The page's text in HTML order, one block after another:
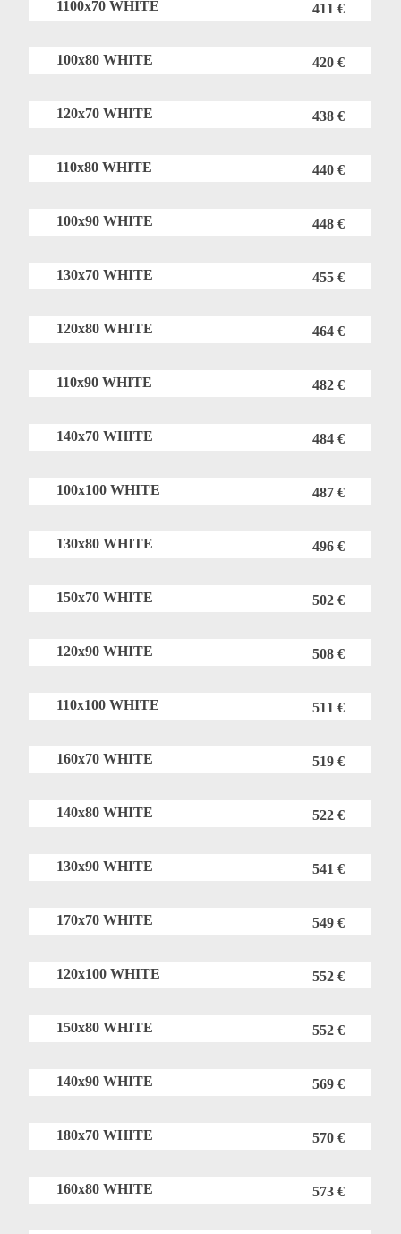
1100x70 WHITE 411 €
100x80 WHITE 420 €
120x70 WHITE 438 €
110x80 WHITE 440 €
100x90 WHITE 448 €
130x70 WHITE 455 €
120x80 WHITE 464 €
110x90 WHITE 482 €
140x70 WHITE 484 €
100x100 WHITE 487 €
130x80 WHITE 496 €
150x70 WHITE 502 €
120x90 WHITE 508 €
110x100 WHITE 511 €
160x70 WHITE 519 €
140x80 WHITE 522 €
130x90 WHITE 541 €
170x70 WHITE 549 €
120x100 WHITE 552 €
150x80 WHITE 552 €
140x90 WHITE 569 €
180x70 WHITE 570 €
160x80 WHITE 573 €